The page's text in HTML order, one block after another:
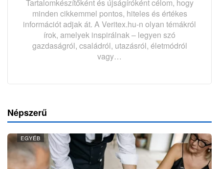
Tartalomkészítőként és újságíróként célom, hogy
minden cikkemmel pontos, hiteles és értékes
információt adjak át. A Veritex.hu-n olyan témákról
írok, amelyek inspirálnak – legyen szó
gazdaságról, családról, utazásról, életmódról
vagy…
Népszerű
EGYÉB